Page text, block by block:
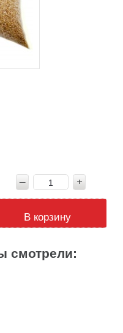
В корзину
смотрели: